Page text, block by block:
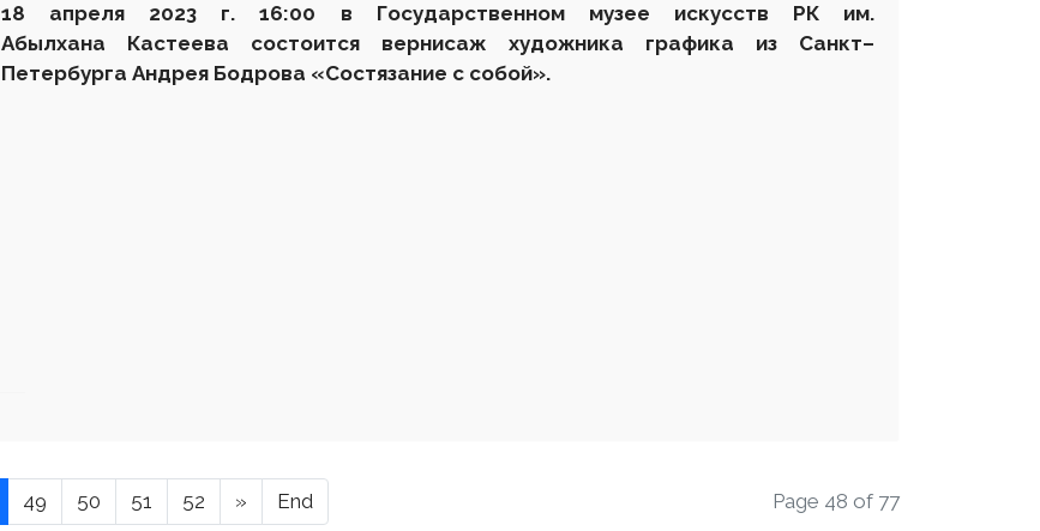
18 апреля 2023 г. 16:00 в Государственном музее искусств РК им.
Абылхана Кастеева состоится вернисаж художника графика из Санкт–
Петербурга Андрея Бодрова «Состязание с собой».
49 50 51 52 » End Page 48 of 77